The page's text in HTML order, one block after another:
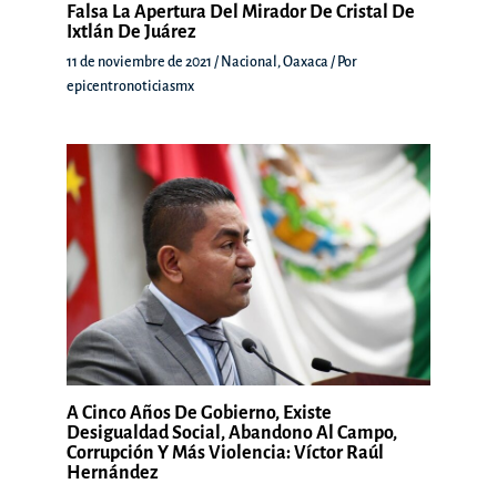
Falsa La Apertura Del Mirador De Cristal De
Ixtlán De Juárez
11 de noviembre de 2021 / Nacional ,Oaxaca / Por
epicentronoticiasmx
A Cinco Años De Gobierno, Existe
Desigualdad Social, Abandono Al Campo,
Corrupción Y Más Violencia: Víctor Raúl
Hernández